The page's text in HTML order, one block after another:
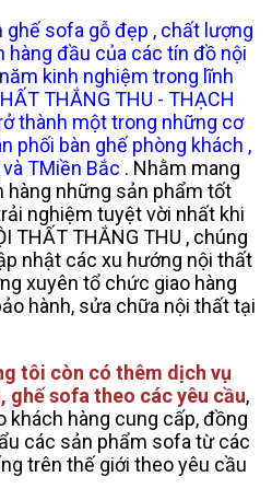
ghế sofa gỗ đẹp , chất lượng
hàng đầu của các tín đồ nội
kinh nghiệm trong lĩnh
THẮNG THU - THẠCH
thành một trong những cơ
phối bàn ghế phòng khách ,
TMiền Bắc . Nhằm mang
hàng những sản phẩm tốt
nghiệm tuyệt vời nhất khi
THẤT THẮNG THU , chúng
nhật các xu hướng nội thất
xuyên tổ chức giao hàng
hành, sửa chữa nội thất tại
tôi còn có thêm dịch vụ
ghế sofa theo các yêu cầu,
khách hàng cung cấp, đồng
các sản phẩm sofa từ các
trên thế giới theo yêu cầu